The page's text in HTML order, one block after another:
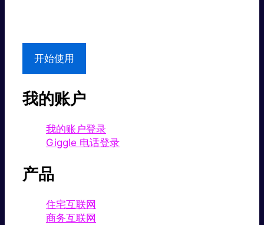
开始使用
我的账户
我的账户登录
Giggle 电话登录
产品
住宅互联网
商务互联网